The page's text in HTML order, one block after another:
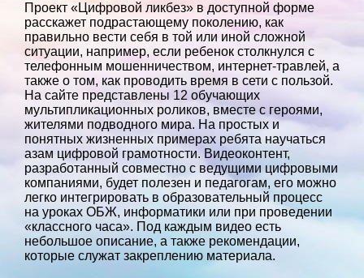
Проект «Цифровой ликбез» в доступной форме
расскажет подрастающему поколению, как
правильно вести себя в той или иной сложной
ситуации, например, если ребенок столкнулся с
телефонным мошенничеством, интернет-травлей, а
также о том, как проводить время в сети с пользой.
На сайте представлены 12 обучающих
мультипликационных роликов, вместе с героями,
жителями подводного мира. На простых и
понятных жизненных примерах ребята научаться
азам цифровой грамотности. Видеоконтент,
разработанный совместно с ведущими цифровыми
компаниями, будет полезен и педагогам, его можно
легко интегрировать в образовательный процесс
на уроках ОБЖ, информатики или при проведении
«классного часа». Под каждым видео есть
небольшое описание, а также рекомендации,
которые служат закреплению материала.